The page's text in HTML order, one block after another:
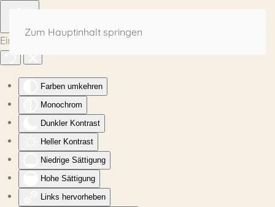
Eingabehilfen öffnen
Farben umkehren
Monochrom
Dunkler Kontrast
Heller Kontrast
Niedrige Sättigung
Hohe Sättigung
Links hervorheben
Zum Hauptinhalt springen